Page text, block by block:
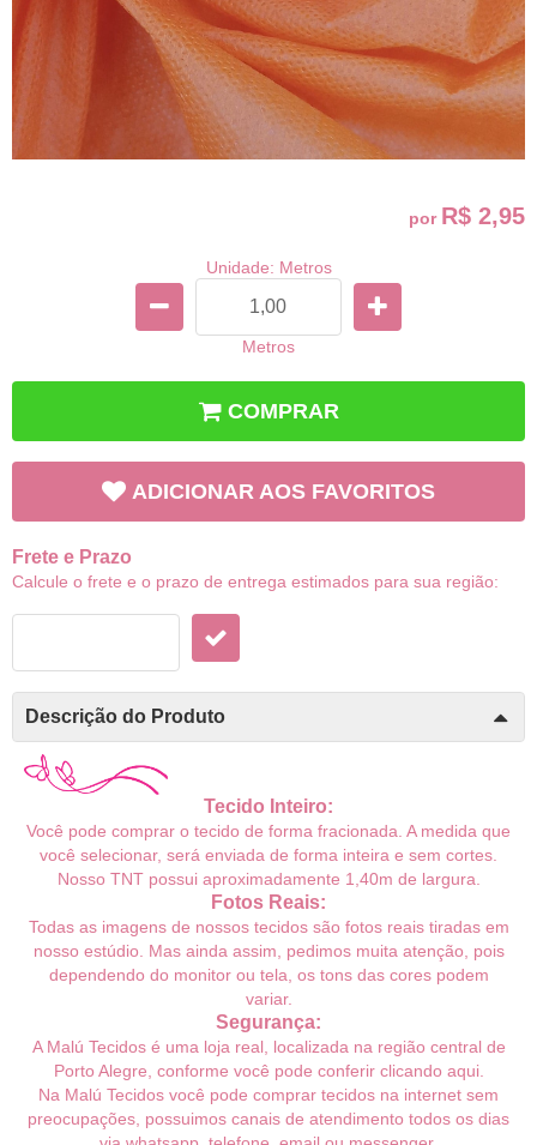
por R$ 2,95
Unidade: Metros
Metros
COMPRAR
ADICIONAR AOS FAVORITOS
Frete e Prazo
Calcule o frete e o prazo de entrega estimados para sua região:
Descrição do Produto
Tecido Inteiro:
Você pode comprar o tecido de forma fracionada. A medida que
você selecionar, será enviada de forma inteira e sem cortes.
Nosso TNTpossui aproximadamente 1,40m de largura.
Fotos Reais:
Todas as imagens de nossos tecidos são fotos reais tiradas em
nosso estúdio. Mas ainda assim, pedimos muita atenção, pois
dependendo do monitor ou tela, os tons das cores podem
variar.
Segurança:
A Malú Tecidos é uma loja real, localizada na região central de
Porto Alegre, conforme você pode conferir clicando aqui.
Na Malú Tecidos você pode comprar tecidos na internet sem
preocupações, possuimos canais de atendimento todos os dias